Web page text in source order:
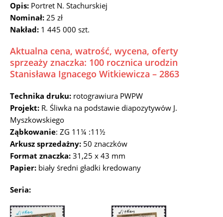
Opis: Portret N. Stachurskiej
Nominał: 25 zł
Nakład: 1 445 000 szt.
Aktualna cena, watrość, wycena, oferty
sprzeaży znaczka: 100 rocznica urodzin
Stanisława Ignacego Witkiewicza – 2863
Technika druku: rotograwiura PWPW
Projekt: R. Śliwka na podstawie diapozytywów J.
Myszkowskiego
Ząbkowanie: ZG 11¼ :11½
Arkusz sprzedażny: 50 znaczków
Format znaczka: 31,25 x 43 mm
Papier: biały średni gładki kredowany
Seria: